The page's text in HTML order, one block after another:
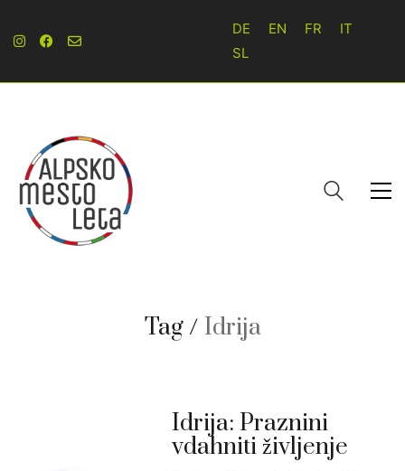
DE EN FR
IT
SL
Tag / Idrija
Idrija: Praznini
vdahniti življenje